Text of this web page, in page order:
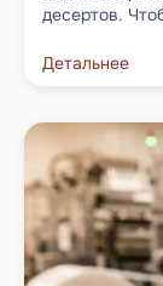
десертов.
Детальнее